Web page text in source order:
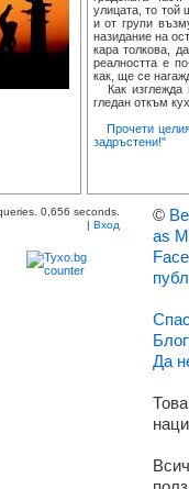
улицата, то той
и от групи
назидание на
кара толкова,
реалността е
как, ще се
Как изглежда
гледан откъм
Прочети
задръстени!"
0,656 seconds.
| Вход
©
as
Да